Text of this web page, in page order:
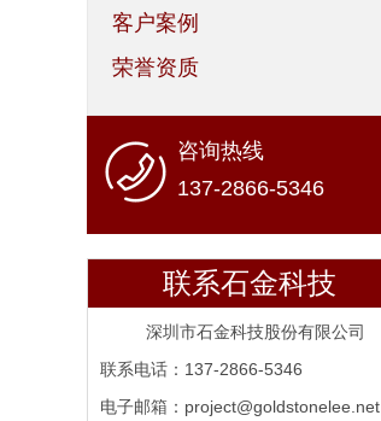
客户案例
荣誉资质
咨询热线
137-2866-5346
联系石金科技
深圳市石金科技股份有限公司
联系电话：137-2866-5346
电子邮箱：project@goldstonelee.net